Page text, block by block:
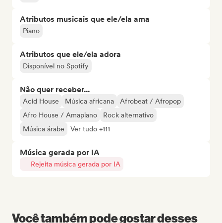
Atributos musicais que ele/ela ama
Piano
Atributos que ele/ela adora
Disponível no Spotify
Não quer receber...
Acid House Música africana
Afrobeat / Afropop
Afro House / Amapiano
Rock alternativo
Música árabe
Ver tudo +111
Música gerada por IA
Rejeita música gerada por IA
Você também pode gostar desses